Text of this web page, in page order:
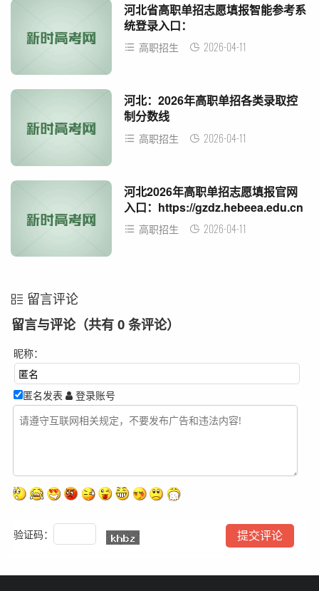
河北省高职单招志愿填报智能参考系
统登录入口：
https://gzdz.hbzyck.com
高职招生 2026-04-11
河北：2026年高职单招各类录取控
制分数线
高职招生 2026-04-11
河北2026年高职单招志愿填报官网
入口：https://gzdz.hebeea.edu.cn
高职招生 2026-04-11
留言评论
留言与评论（共有 0 条评论）
昵称：
匿名发表 登录账号
验证码：